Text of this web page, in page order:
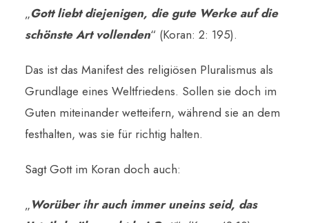
„Gott liebt diejenigen, die gute Werke auf die
schönste Art vollenden“ (Koran: 2: 195).
Das ist das Manifest des religiösen Pluralismus als
Grundlage eines Weltfriedens. Sollen sie doch im
Guten miteinander wetteifern, während sie an dem
festhalten, was sie für richtig halten.
Sagt Gott im Koran doch auch:
„Worüber ihr auch immer uneins seid, das